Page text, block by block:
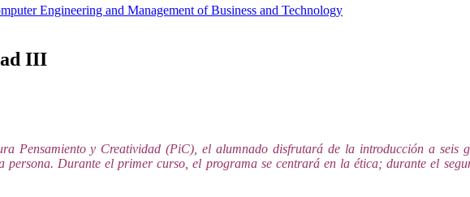
Engineering and Management of Business and Technology
III
Pensamiento y Creatividad (PiC), el alumnado disfrutará de la introducción a
Durante el primer curso, el programa se centrará en la ética; durante el